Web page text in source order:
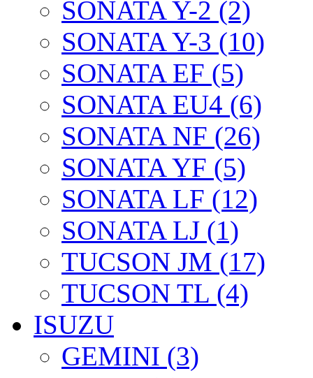
SONATA Y-2 (2)
SONATA Y-3 (10)
SONATA EF (5)
SONATA EU4 (6)
SONATA NF (26)
SONATA YF (5)
SONATA LF (12)
SONATA LJ (1)
TUCSON JM (17)
TUCSON TL (4)
ISUZU
GEMINI (3)